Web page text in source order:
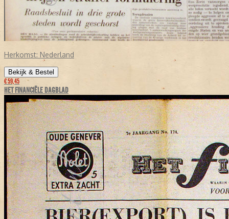
Herkomst: Nederland
Bekijk & Bestel
€ 59,45
HET FINANCIËLE DAGBLAD